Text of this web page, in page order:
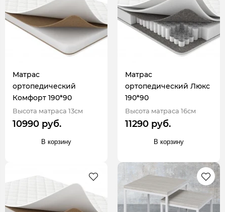
Матрас
ортопедический
Комфорт 190*90
Высота матраса 13см
10990 руб.
В корзину
Матрас
ортопедический Люкс
190*90
Высота матраса 16см
11290 руб.
В корзину